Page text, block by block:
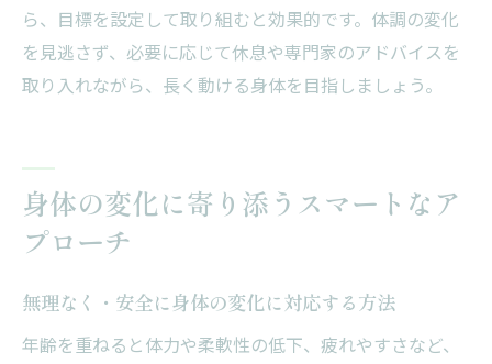
ら、目標を設定して取り組むと効果的です。体調の変化
を見逃さず、必要に応じて休息や専門家のアドバイスを
取り入れながら、長く動ける身体を目指しましょう。
身体の変化に寄り添うスマートなア
プローチ
無理なく・安全に身体の変化に対応する方法
年齢を重ねると体力や柔軟性の低下、疲れやすさなど、